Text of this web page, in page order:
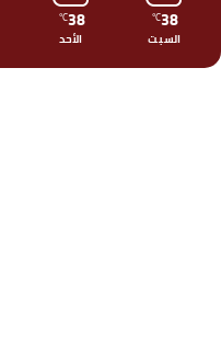
38
℃
السبت
38
℃
الأحد